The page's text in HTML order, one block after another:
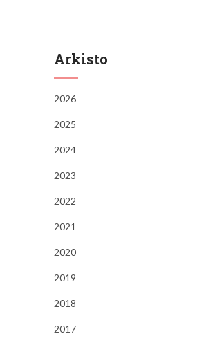
Arkisto
2026
2025
2024
2023
2022
2021
2020
2019
2018
2017